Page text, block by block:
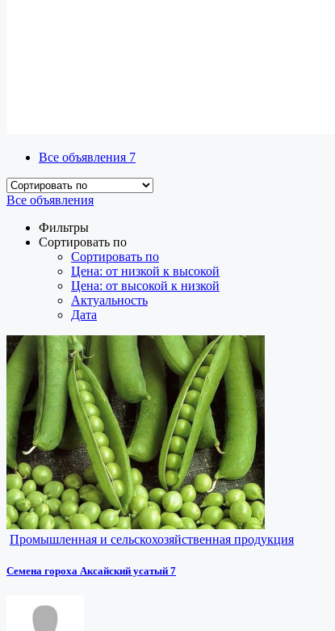
Все объявления 7
Все объявления
Фильтры
Сортировать по
Сортировать по
Цена: от низкой к высокой
Цена: от высокой к низкой
Актуальность
Дата
Промышленная и сельскохозяйственная продукция
Семена гороха Аксайский усатый 7